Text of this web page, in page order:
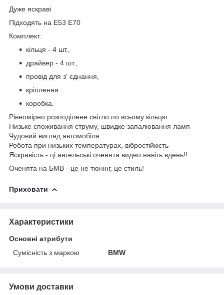
Дуже яскраві
Підходять на E53 E70
Комплект:
кільця - 4 шт.,
драйвер - 4 шт.,
провід для з' єднання,
кріплення
коробка.
Рівномірно розподілене світло по всьому кільцю
Низьке споживання струму, швидке запалювання ламп
Чудовий вигляд автомобіля
Робота при низьких температурах, вібростійкість
Яскравість - ці ангельські оченята видно навіть вдень!!
Оченята на БМВ - це не тюнінг, це стиль!
Приховати
Характеристики
Основні атрибути
Сумісність з маркою
BMW
Умови доставки